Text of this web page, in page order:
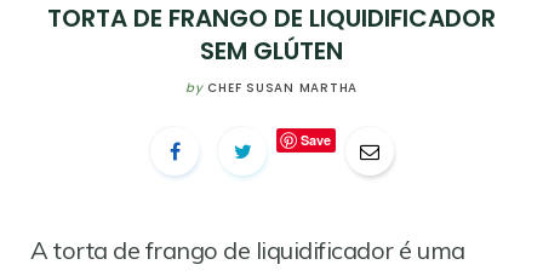
TORTA DE FRANGO DE LIQUIDIFICADOR
SEM GLÚTEN
by CHEF SUSAN MARTHA
Save
A torta de frango de liquidificador é uma